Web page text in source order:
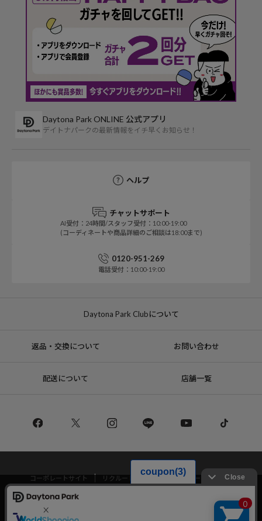
Daytona Park ONLINE 公式アプリ
デイトナパークの最新情報をイチ早くお知らせ！
ヘルプ
チャットサポート
AI受付：24時間/スタッフ受付：10:00-19:00
(コーディネートや商品詳細のご相談は18:00まで)
0120-951-269
電話受付：10:00-19:00
Daytona Park Clubについて
返品・交換について お問い合わせ
配送について 店舗一覧
コーポレートサイト リクルート
サステナブルマークについて
プライバシーポリシー
当サイトでは利用体験の向上およびコンテンツの最適な提供、トラフィック
の分析を目的としてCookieを使用しています。
サイトの閲覧を継続された場合、Cookieの利用に同意したことものといたし